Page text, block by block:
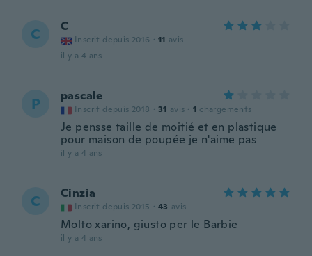
C C
Inscrit depuis 2016 · 11 avis
il y a 4 ans
P pascale
Inscrit depuis 2018 · 31 avis · 1 chargements
Je pensse taille de moitié et en plastique
pour maison de poupée je n'aime pas
il y a 4 ans
C Cinzia
Inscrit depuis 2015 · 43 avis
Molto xarino, giusto per le Barbie
il y a 4 ans